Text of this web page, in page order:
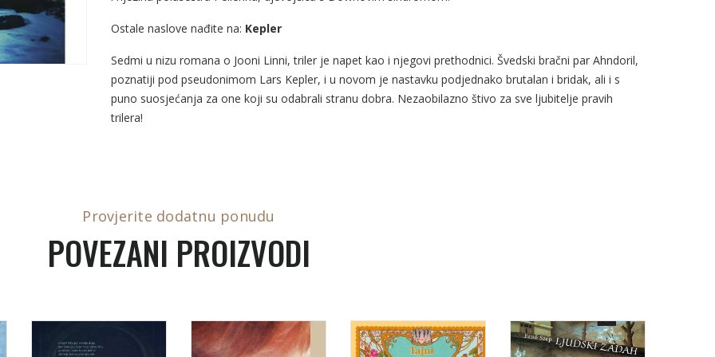
Ostale naslove nađite na: Kepler
Sedmi u nizu romana o Jooni Linni, triler je napet kao i njegovi prethodnici. Švedski bračni par Ahndoril,
poznatiji pod pseudonimom Lars Kepler, i u novom je nastavku podjednako brutalan i bridak, ali i s
puno suosjećanja za one koji su odabrali stranu dobra. Nezaobilazno štivo za sve ljubitelje pravih
trilera!
Provjerite dodatnu ponudu
POVEZANI PROIZVODI